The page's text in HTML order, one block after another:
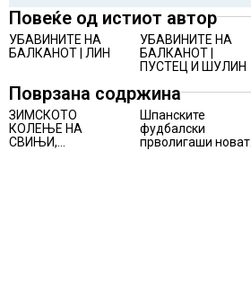
Повеќе од истиот автор
УБАВИНИТЕ НА
БАЛКАНОТ | ЛИН
УБАВИНИТЕ НА
БАЛКАНОТ |
ПУСТЕЦ И ШУЛИН
Поврзана содржина
ЗИМСКОТО
КОЛЕЊЕ НА
СВИЊИ,
Шпанските
фудбалски
прволигаши новата